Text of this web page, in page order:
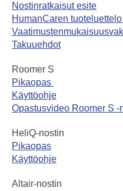
Nostinratkaisut esite
HumanCaren
Takuuehdot
Roomer S
Pikaopas
Käyttöohje
Opastusvideo Roomer S -
HeliQ-nostin
Pikaopas
Käyttöohje
Altair-nostin